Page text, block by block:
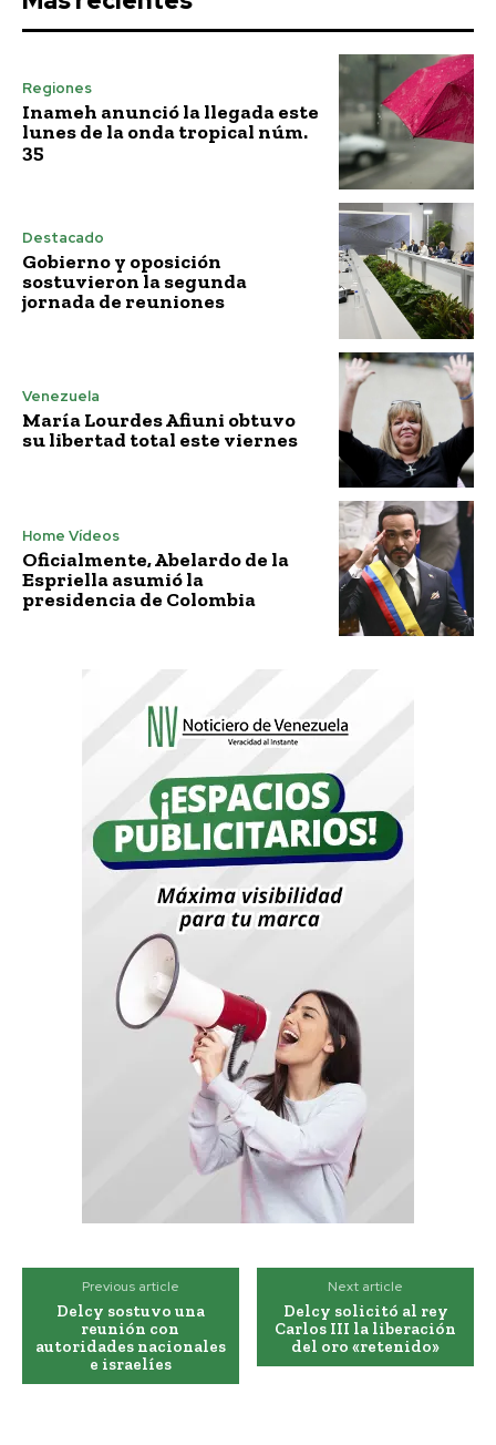
Regiones
Inameh anunció la llegada este
lunes de la onda tropical núm.
35
Destacado
Gobierno y oposición
sostuvieron la segunda
jornada de reuniones
Venezuela
María Lourdes Afiuni obtuvo
su libertad total este viernes
Home Vídeos
Oficialmente, Abelardo de la
Espriella asumió la
presidencia de Colombia
Previous article
Delcy sostuvo una
reunión con
autoridades nacionales
e israelíes
Next article
Delcy solicitó al rey
Carlos III la liberación
del oro «retenido»